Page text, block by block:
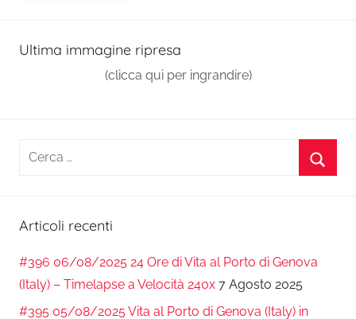
Ultima immagine ripresa
(clicca qui per ingrandire)
Ricerca
Articoli recenti
#396 06/08/2025 24 Ore di Vita al Porto di Genova
(Italy) – Timelapse a Velocità 240x 7 Agosto 2025
#395 05/08/2025 Vita al Porto di Genova (Italy) in